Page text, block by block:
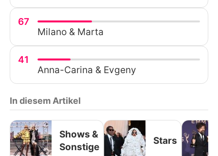
67
Milano & Marta
41
Anna-Carina & Evgeny
In diesem Artikel
Shows &
Sonstige
Stars